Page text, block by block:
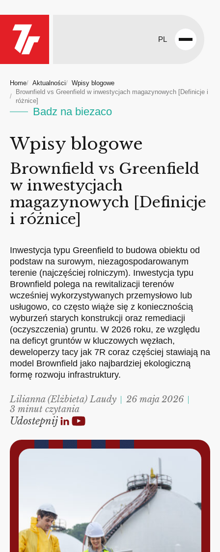
PL
Open
Home Aktualności
Wpisy blogowe
Brownfield vs Greenfield w inwestycjach magazynowych [Definicje i
różnice]
Badz na biezaco
Wpisy blogowe
Brownfield vs Greenfield
w inwestycjach
magazynowych [Definicje
i różnice]
Inwestycja typu Greenfield to budowa obiektu od
podstaw na surowym, niezagospodarowanym
terenie (najczęściej rolniczym). Inwestycja typu
Brownfield polega na rewitalizacji terenów
wcześniej wykorzystywanych przemysłowo lub
usługowo, co często wiąże się z koniecznością
wyburzeń starych konstrukcji oraz remediacji
(oczyszczenia) gruntu. W 2026 roku, ze względu
na deficyt gruntów w kluczowych węzłach,
deweloperzy tacy jak 7R coraz częściej stawiają na
model Brownfield jako najbardziej ekologiczną
formę rozwoju infrastruktury.
Lilianna (Elżbieta) Laudy
26 maja 2026
3 minut czytania
Udostepnij